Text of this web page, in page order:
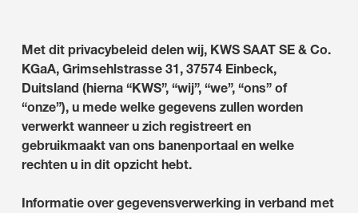
Met dit privacybeleid delen wij, KWS SAAT SE & Co.
KGaA, Grimsehlstrasse 31, 37574 Einbeck,
Duitsland (hierna “KWS”, “wij”, “we”, “ons” of
“onze”), u mede welke gegevens zullen worden
verwerkt wanneer u zich registreert en
gebruikmaakt van ons banenportaal en welke
rechten u in dit opzicht hebt.
Informatie over gegevensverwerking in verband met